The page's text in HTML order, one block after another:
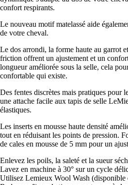
confort respirants.
Le nouveau motif matelassé aide
de votre cheval.
Le dos arrondi, la forme haute au garrot
friction offrent un ajustement et un
longueur améliorée sous la selle, cela
confortable qui existe.
Des fentes discrètes mais pratiques pour
une attache facile aux tapis de selle
élastiques.
Les inserts en mousse haute densité
tout en réduisant les points de pression.
de cales en mousse de 5 mm pour un
Enlevez les poils, la saleté et la sueur
Lavez en machine à 30° sur un cycle
Utilisez Lemieux Wool Wash